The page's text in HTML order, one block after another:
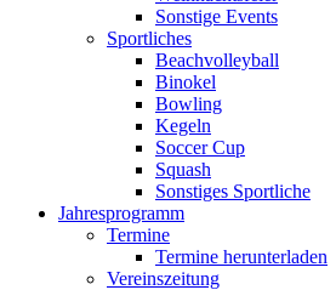
Sonstige Events
Sportliches
Beachvolleyball
Binokel
Bowling
Kegeln
Soccer Cup
Squash
Sonstiges Sportliche
Jahresprogramm
Termine
Termine herunterladen
Vereinszeitung